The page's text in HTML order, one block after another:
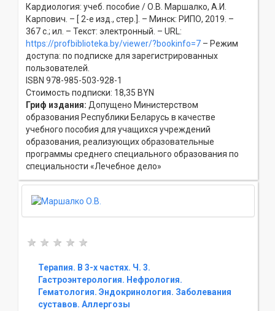
Кардиология: учеб. пособие / О.В. Маршалко, А.И.
Карпович. – [ 2-е изд., стер.]. – Минск: РИПО, 2019. –
367 с.; ил. – Текст: электронный. – URL:
https://profbiblioteka.by/viewer/?bookinfo=7 – Режим
доступа: по подписке для зарегистрированных
пользователей.
ISBN 978-985-503-928-1
Стоимость подписки: 18,35 BYN
Гриф издания: Допущено Министерством
образования Республики Беларусь в качестве
учебного пособия для учащихся учреждений
образования, реализующих образовательные
программы среднего специального образования по
специальности «Лечебное дело»
Терапия. В 3-х частях. Ч. 3.
Гастроэнтерология. Нефрология.
Гематология. Эндокринология. Заболевания
суставов. Аллергозы